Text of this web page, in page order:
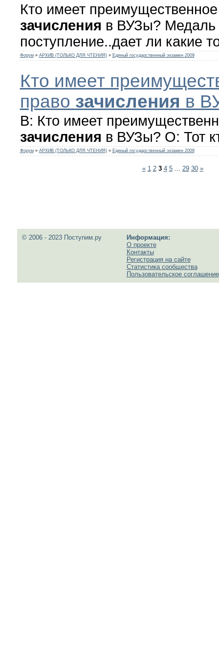
Кто имеет
зачисления в ВУЗы? Медаль
поступление..дает ли какие
Форум » АРХИВ (ТОЛЬКО ДЛЯ ЧТЕНИЯ) » Единый государственный экзамен 2009
Кто имеет
право зачисления в
В: Кто имеет
зачисления в ВУЗы? О: Тот
Форум » АРХИВ (ТОЛЬКО ДЛЯ ЧТЕНИЯ) » Единый государственный экзамен 2009
« 1 2 3 4 5 29 30 »
© 2006 - 2023 Поступим.ру
Информация:
О проекте
Контакты
Регистрация на сайте
Статистика сообщества
Пользовательское соглашение